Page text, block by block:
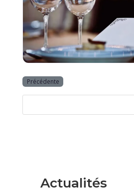
Précédente
Actualités